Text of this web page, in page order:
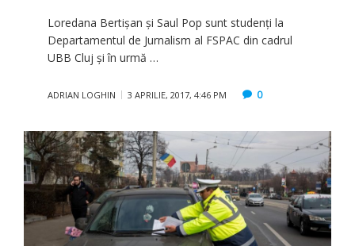
Loredana Bertișan și Saul Pop sunt studenți la
Departamentul de Jurnalism al FSPAC din cadrul
UBB Cluj și în urmă …
ADRIAN LOGHIN 3 APRILIE, 2017, 4:46 PM 0